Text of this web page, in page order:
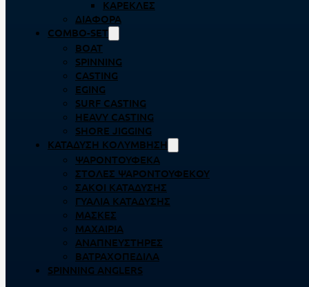
ΚΑΡΈΚΛΕΣ
ΔΙΆΦΟΡΑ
COMBO-SET
BOAT
SPINNING
CASTING
EGING
SURF CASTING
HEAVY CASTING
SHORE JIGGING
ΚΑΤΆΔΥΣΗ ΚΟΛΎΜΒΗΣΗ
ΨΑΡΟΝΤΟΎΦΕΚΑ
ΣΤΟΛΈΣ ΨΑΡΟΝΤΟΎΦΕΚΟΥ
ΣΆΚΟΙ ΚΑΤΆΔΥΣΗΣ
ΓΥΑΛΙΆ ΚΑΤΆΔΥΣΗΣ
ΜΆΣΚΕΣ
ΜΑΧΑΊΡΙΑ
ΑΝΑΠΝΕΥΣΤΉΡΕΣ
ΒΑΤΡΑΧΟΠΈΔΙΛΑ
SPINNING ANGLERS